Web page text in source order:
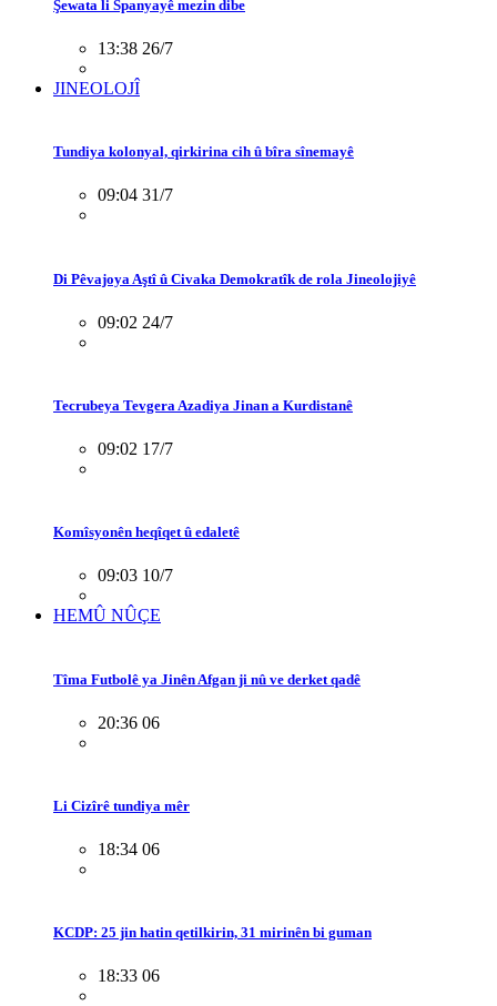
Şewata li Spanyayê mezin dibe
13:38 26/7
JINEOLOJÎ
Tundiya kolonyal, qirkirina cih û bîra sînemayê
09:04 31/7
Di Pêvajoya Aştî û Civaka Demokratîk de rola Jineolojiyê
09:02 24/7
Tecrubeya Tevgera Azadiya Jinan a Kurdistanê
09:02 17/7
Komîsyonên heqîqet û edaletê
09:03 10/7
HEMÛ NÛÇE
Tîma Futbolê ya Jinên Afgan ji nû ve derket qadê
20:36 06
Li Cizîrê tundiya mêr
18:34 06
KCDP: 25 jin hatin qetilkirin, 31 mirinên bi guman
18:33 06